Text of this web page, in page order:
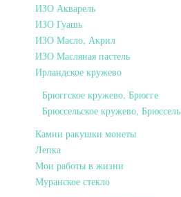
ИЗО Акварель
ИЗО Гуашь
ИЗО Масло, Акрил
ИЗО Масляная пастель
Ирландское кружево
Брюггское кружево, Брюгге
Брюссельское кружево, Брюссель
Камни ракушки монеты
Лепка
Мои работы в жизни
Муранское стекло